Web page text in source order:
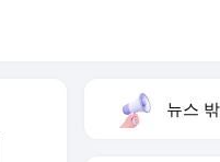
뉴스 밖